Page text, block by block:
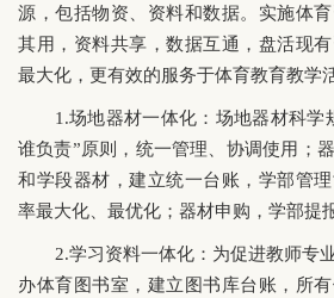
源，包括物资、资料和数据。实施体
其用，资料共享，数据互通，盘活现
最大化，更有效的服务于体育教育教学
1.场地器材一体化：场地器材科学
谁负责”原则，统一管理、协调使用；
和学段器材，建立统一台账，学部管
率最大化、最优化；器材申购，学部提
2.学习资料一体化：为促进教师专
办体育图书室，建立图书库台账，所